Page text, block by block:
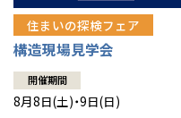
住まいの探検フェア
構造現場見学会
開催期間
8月8日(土)・9日(日)